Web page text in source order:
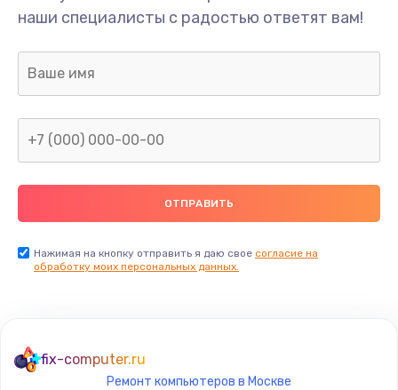
наши специалисты с радостью ответят вам!
Нажимая на кнопку отправить я даю свое согласие на
обработку моих персональных данных.
fix-computer.ru
Ремонт компьютеров в Москве